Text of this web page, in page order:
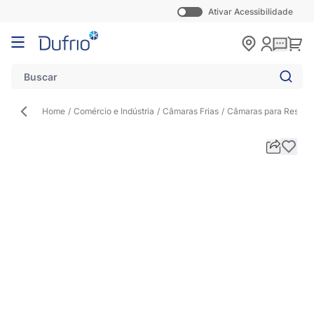
Ativar Acessibilidade
Pular para o conteúdo
Home / Comércio e Indústria / Câmaras Frias / Câmaras para